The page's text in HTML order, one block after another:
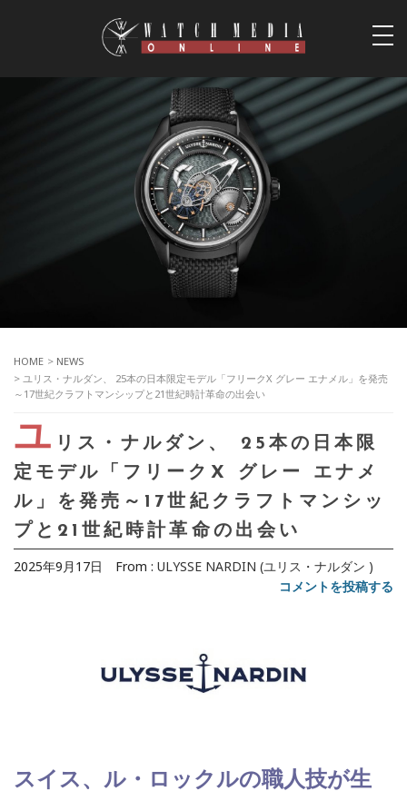
HOME > NEWS
> ユリス・ナルダン、 25本の日本限定モデル「フリークX グレー エナメル」を発売
～17世紀クラフトマンシップと21世紀時計革命の出会い
ユ リス・ナルダン、 25本の日本限
定モデル「フリークX グレー エナメ
ル」を発売～17世紀クラフトマンシッ
プと21世紀時計革命の出会い
2025年9月17日 From : ULYSSE NARDIN (ユリス・ナルダン )
コメントを投稿する
スイス、ル・ロックルの職人技が生